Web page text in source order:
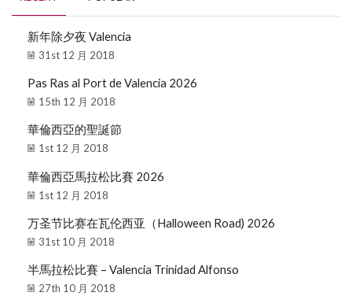
新年除夕夜 Valencia
31st 12 月 2018
Pas Ras al Port de Valencia 2026
15th 12 月 2018
華倫西亞的聖誕節
1st 12 月 2018
華倫西亞馬拉松比賽 2026
1st 12 月 2018
万圣节比赛在瓦伦西亚（Halloween Road) 2026
31st 10 月 2018
半馬拉松比賽 – Valencia Trinidad Alfonso
27th 10 月 2018